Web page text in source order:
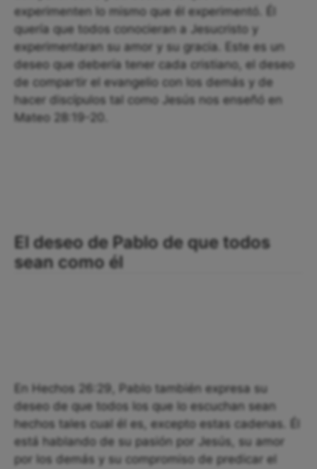
experimenten lo mismo que él experimentó. Él
quería que todos conocieran a Jesucristo y
experimentaran su amor y su gracia. Este es un
deseo que debería tener cada cristiano, el deseo
de compartir el evangelio con los demás y de
hacer discípulos tal como Jesús nos enseñó en
Mateo 28:19-20.
El deseo de Pablo de que todos
sean como él
En Hechos 26:29, Pablo también expresa su
deseo de que todos los que lo escuchan sean
hechos tales cual él es, excepto estas cadenas. Él
está hablando de su pasión por Jesús, su amor
por los demás y su compromiso de predicar el